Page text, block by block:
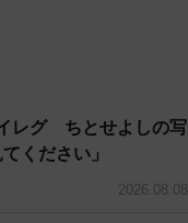
レグ ちとせよしの写
てください」
2026.08.08